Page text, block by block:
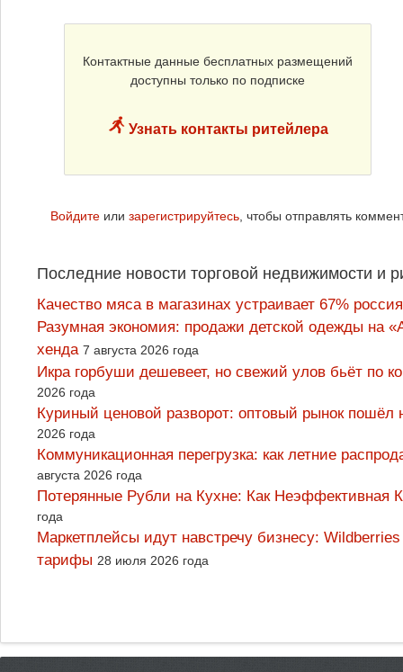
Контактные данные бесплатных размещений
доступны только по подписке
Узнать контакты ритейлера
Войдите или зарегистрируйтесь, чтобы отправлять
Последние новости торговой недвижимости и
Качество мяса в магазинах устраивает 67%
Разумная экономия: продажи детской одежды на
хенда 7 августа 2026 года
Икра горбуши дешевеет, но свежий улов бьёт по
2026 года
Куриный ценовой разворот: оптовый рынок
2026 года
Коммуникационная перегрузка: как летние
августа 2026 года
Потерянные Рубли на Кухне: Как
года
Маркетплейсы идут навстречу бизнесу:
тарифы 28 июля 2026 года